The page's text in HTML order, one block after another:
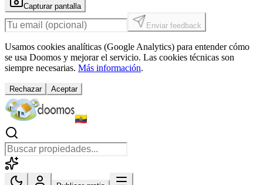
Capturar pantalla
Enviar feedback
Usamos cookies analíticas (Google Analytics) para entender cómo
se usa Doomos y mejorar el servicio. Las cookies técnicas son
siempre necesarias. Más información.
Rechazar Aceptar